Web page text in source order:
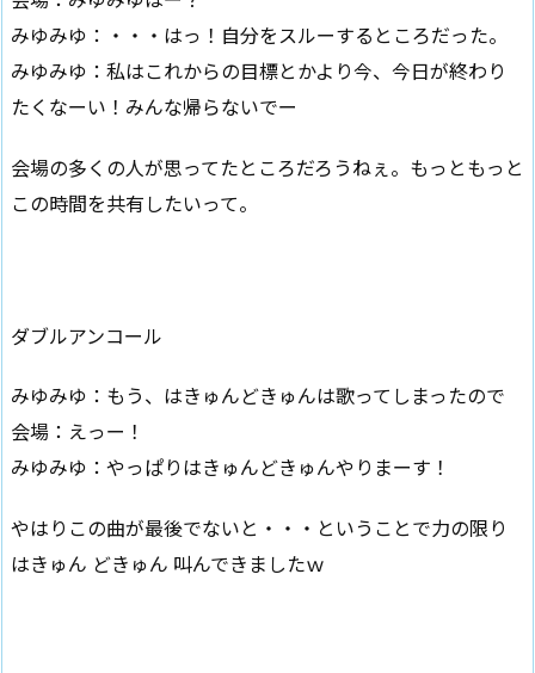
みゆみゆ：・・・はっ！自分をスルーするところだった。
みゆみゆ：私はこれからの目標とかより今、今日が終わり
たくなーい！みんな帰らないでー
会場の多くの人が思ってたところだろうねぇ。もっともっと
この時間を共有したいって。
ダブルアンコール
みゆみゆ：もう、はきゅんどきゅんは歌ってしまったので
会場：えっー！
みゆみゆ：やっぱりはきゅんどきゅんやりまーす！
やはりこの曲が最後でないと・・・ということで力の限り
はきゅん どきゅん 叫んできましたｗ